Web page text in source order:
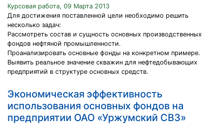
Курсовая работа, 09 Марта 2013
Для достижения поставленной цели необходимо решить
несколько задач:
Рассмотреть состав и сущность основных производственных
фондов нефтяной промышленности.
Проанализировать основные фонды на конкретном примере.
Выявить реальное значение скважин для нефтедобывающих
предприятий в структуре основных средств.
Экономическая эффективность
использования основных фондов на
предприятии ОАО «Уржумский СВЗ»